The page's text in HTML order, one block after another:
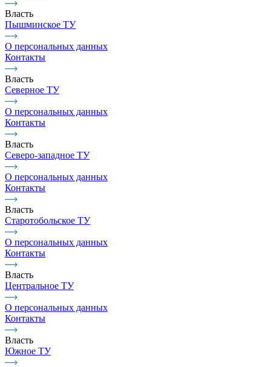
Власть
Пышминское ТУ
О персональных данных
Контакты
Власть
Северное ТУ
О персональных данных
Контакты
Власть
Северо-западное ТУ
О персональных данных
Контакты
Власть
Старотобольское ТУ
О персональных данных
Контакты
Власть
Центральное ТУ
О персональных данных
Контакты
Власть
Южное ТУ